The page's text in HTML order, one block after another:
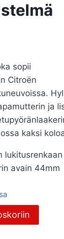
sopii
Citroën
ja
kaksi
avain 44mm